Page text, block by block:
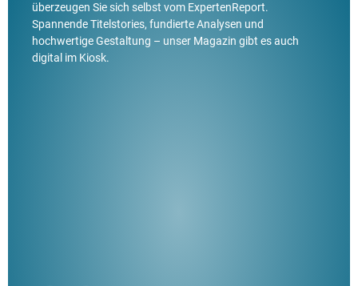
überzeugen Sie sich selbst vom ExpertenReport.
Spannende Titelstories, fundierte Analysen und
hochwertige Gestaltung – unser Magazin gibt es auch
digital im Kiosk.